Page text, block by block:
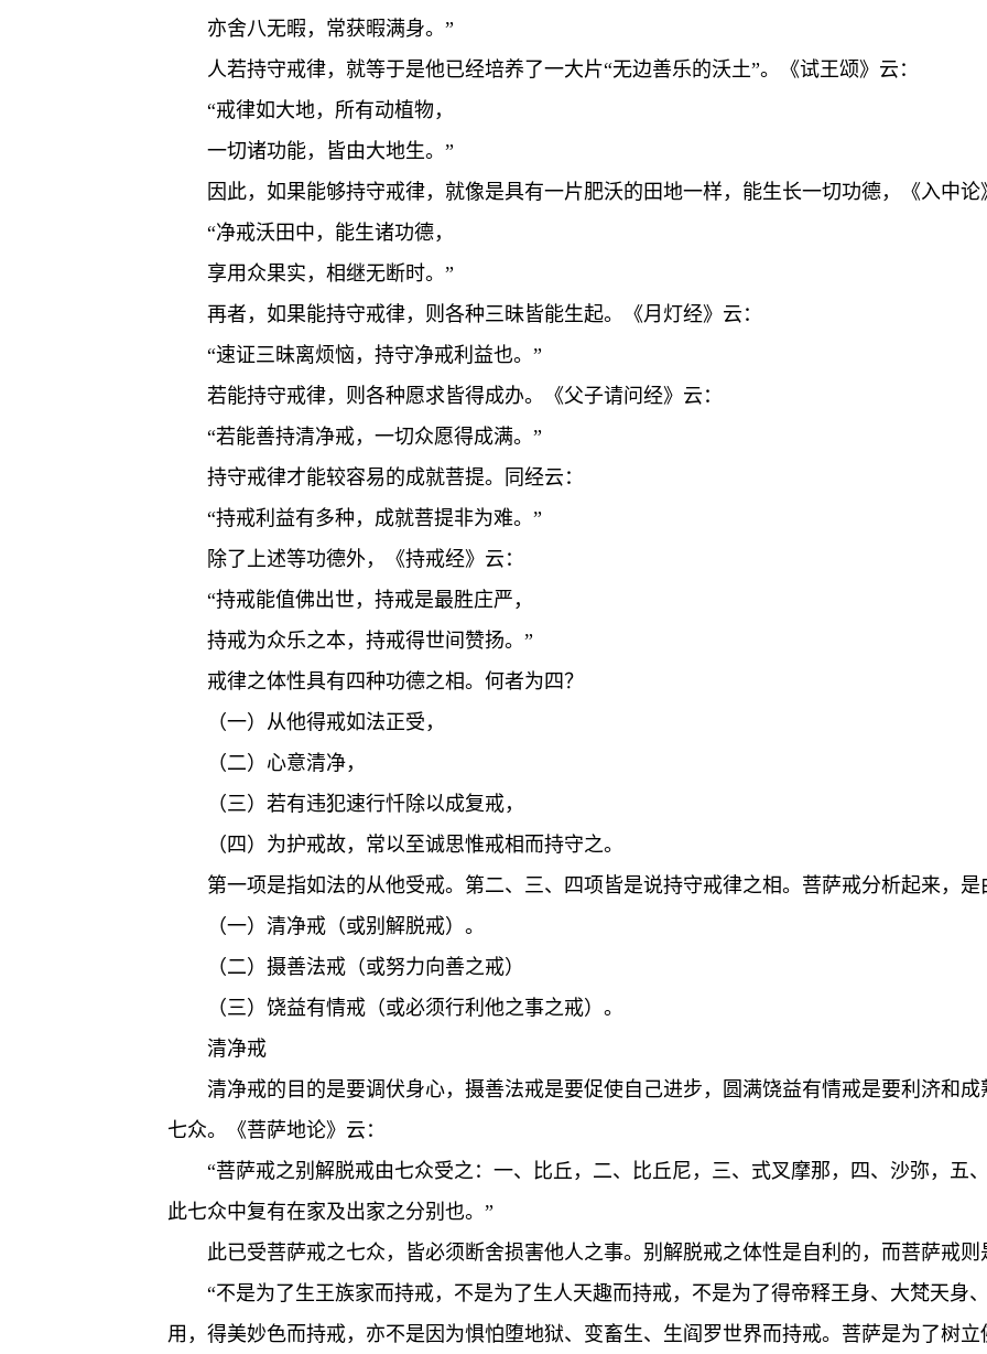
亦舍八无暇，常获暇满身。”
人若持守戒律，就等于是他已经培养了一大片“无边善乐的沃土”。《试王颂》云：
“戒律如大地，所有动植物，
一切诸功能，皆由大地生。”
因此，如果能够持守戒律，就像是具有一片肥沃的田地一样，能生长一切功德，《入中论
“净戒沃田中，能生诸功德，
享用众果实，相继无断时。”
再者，如果能持守戒律，则各种三昧皆能生起。《月灯经》云：
“速证三昧离烦恼，持守净戒利益也。”
若能持守戒律，则各种愿求皆得成办。《父子请问经》云：
“若能善持清净戒，一切众愿得成满。”
持守戒律才能较容易的成就菩提。同经云：
“持戒利益有多种，成就菩提非为难。”
除了上述等功德外，《持戒经》云：
“持戒能值佛出世，持戒是最胜庄严，
持戒为众乐之本，持戒得世间赞扬。”
戒律之体性具有四种功德之相。何者为四？
（一）从他得戒如法正受，
（二）心意清净，
（三）若有违犯速行忏除以成复戒，
（四）为护戒故，常以至诚思惟戒相而持守之。
第一项是指如法的从他受戒。第二、三、四项皆是说持守戒律之相。菩萨戒分析起来，
（一）清净戒（或别解脱戒）。
（二）摄善法戒（或努力向善之戒）
（三）饶益有情戒（或必须行利他之事之戒）。
清净戒
清净戒的目的是要调伏身心，摄善法戒是要促使自己进步，圆满饶益有情戒是要利济和
七众。《菩萨地论》云：
“菩萨戒之别解脱戒由七众受之：一、比丘，二、比丘尼，三、式叉摩那，四、沙弥，五
此七众中复有在家及出家之分别也。”
此已受菩萨戒之七众，皆必须断舍损害他人之事。别解脱戒之体性是自利的，而菩萨戒
“不是为了生王族家而持戒，不是为了生人天趣而持戒，不是为了得帝释王身、大梵天身
用，得美妙色而持戒，亦不是因为惧怕堕地狱、变畜生、生阎罗世界而持戒。菩萨是为了树